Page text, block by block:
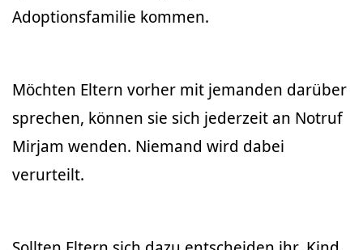
Adoptionsfamilie kommen.
Möchten Eltern vorher mit jemanden darüber
sprechen, können sie sich jederzeit an Notruf
Mirjam wenden. Niemand wird dabei
verurteilt.